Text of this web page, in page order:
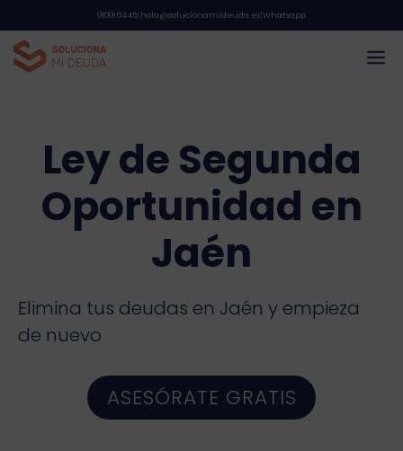
al
contenido
910916445|hola@solucionamideuda.es|Whatsapp
Ley de Segunda
Oportunidad en
Jaén
Elimina tus deudas en Jaén y empieza
de nuevo
ASESÓRATE GRATIS